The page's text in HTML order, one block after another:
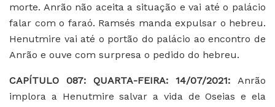
morte. Anrão não aceita a situação e vai até o palácio
falar com o faraó. Ramsés manda expulsar o hebreu.
Henutmire vai até o portão do palácio ao encontro de
Anrão e ouve com surpresa o pedido do hebreu.
CAPÍTULO 087: QUARTA-FEIRA: 14/07/2021: Anrão
implora a Henutmire salvar a vida de Oseias e ela